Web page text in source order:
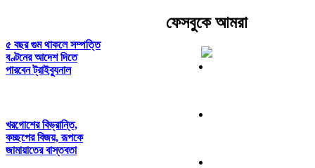
৫ বছর গুম থাকলে সম্পত্তি
বণ্টনের আদেশ দিতে
পারবেন ট্রাইব্যুনাল
খরগোশের বিভ্রান্তি,
কচ্ছপের বিজয়, রূপকে
জামায়াতের বাস্তবতা
ফেসবুকে আমরা